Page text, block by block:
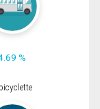
%